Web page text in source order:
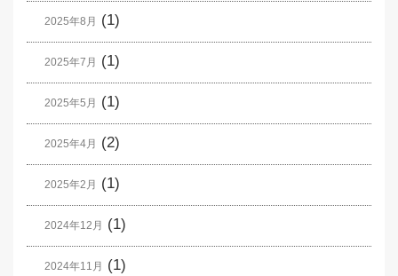
2025年8月 (1)
2025年7月 (1)
2025年5月 (1)
2025年4月 (2)
2025年2月 (1)
2024年12月 (1)
2024年11月 (1)